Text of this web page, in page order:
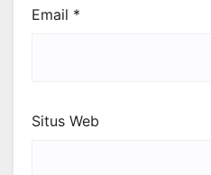
Email *
Situs Web